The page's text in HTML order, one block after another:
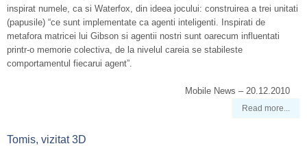
inspirat numele, ca si Waterfox, din ideea jocului: construirea a trei unitati
(papusile) “ce sunt implementate ca agenti inteligenti. Inspirati de
metafora matricei lui Gibson si agentii nostri sunt oarecum influentati
printr-o memorie colectiva, de la nivelul careia se stabileste
comportamentul fiecarui agent”.
Mobile News – 20.12.2010
Read more...
Tomis, vizitat 3D